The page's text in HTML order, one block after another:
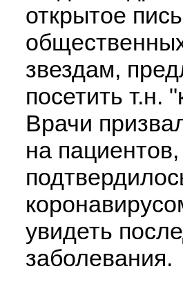
открытое
звездам,
посетить т.н.
Врачи
на
увидеть
заболевания.